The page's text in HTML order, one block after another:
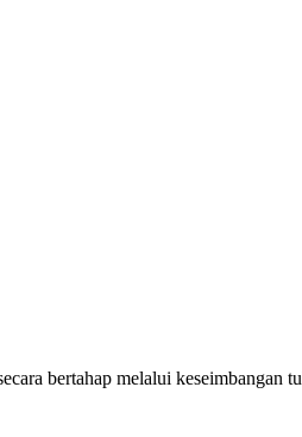
bertahap melalui keseimbangan